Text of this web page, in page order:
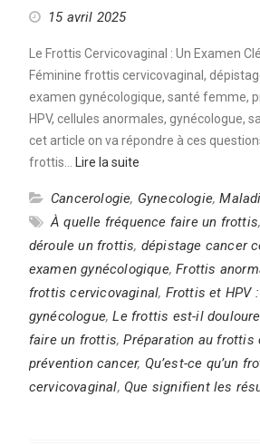
15 avril 2025
Le Frottis Cervicovaginal : Un Examen
Féminine frottis cervicovaginal,
examen gynécologique, santé femme,
HPV, cellules anormales, gynécologue,
cet article on va répondre à ces
frottis…
Lire la suite
Cancerologie, Gynecologie,
À quelle fréquence faire un frottis,
déroule un frottis, dépistage cancer
examen gynécologique,Frottis
frottis cervicovaginal, Frottis et HPV
gynécologue,Le frottis est-il
faire un frottis,Préparation au frottis
prévention cancer, Qu’est-ce qu’un
cervicovaginal, Que signifient les